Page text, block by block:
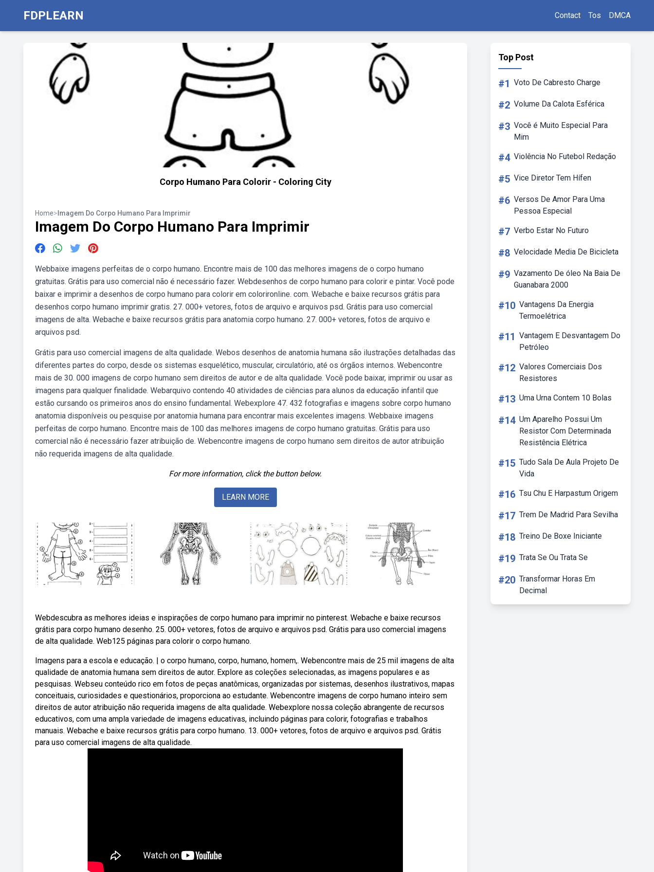
FDPLEARN Contact Tos DMCA
Corpo Humano Para Colorir - Coloring City
Home> Imagem Do Corpo Humano Para Imprimir
Imagem Do Corpo Humano Para Imprimir
Webbaixe imagens perfeitas de o corpo humano. Encontre mais de 100 das melhores imagens de o corpo humano
gratuitas. Grátis para uso comercial não é necessário fazer. Webdesenhos de corpo humano para colorir e pintar. Você pode
baixar e imprimir a desenhos de corpo humano para colorir em colorironline. com. Webache e baixe recursos grátis para
desenhos corpo humano imprimir gratis. 27. 000+ vetores, fotos de arquivo e arquivos psd. Grátis para uso comercial
imagens de alta. Webache e baixe recursos grátis para anatomia corpo humano. 27. 000+ vetores, fotos de arquivo e
arquivos psd.
Grátis para uso comercial imagens de alta qualidade. Webos desenhos de anatomia humana são ilustrações detalhadas das
diferentes partes do corpo, desde os sistemas esquelético, muscular, circulatório, até os órgãos internos. Webencontre
mais de 30. 000 imagens de corpo humano sem direitos de autor e de alta qualidade. Você pode baixar, imprimir ou usar as
imagens para qualquer finalidade. Webarquivo contendo 40 atividades de ciências para alunos da educação infantil que
estão cursando os primeiros anos do ensino fundamental. Webexplore 47. 432 fotografias e imagens sobre corpo humano
anatomia disponíveis ou pesquise por anatomia humana para encontrar mais excelentes imagens. Webbaixe imagens
perfeitas de corpo humano. Encontre mais de 100 das melhores imagens de corpo humano gratuitas. Grátis para uso
comercial não é necessário fazer atribuição de. Webencontre imagens de corpo humano sem direitos de autor atribuição
não requerida imagens de alta qualidade.
For more information, click the button below.
LEARN MORE
Webdescubra as melhores ideias e inspirações de corpo humano para imprimir no pinterest. Webache e baixe recursos
grátis para corpo humano desenho. 25. 000+ vetores, fotos de arquivo e arquivos psd. Grátis para uso comercial imagens
de alta qualidade. Web125 páginas para colorir o corpo humano.
Imagens para a escola e educação. | o corpo humano, corpo, humano, homem,. Webencontre mais de 25 mil imagens de alta
qualidade de anatomia humana sem direitos de autor. Explore as coleções selecionadas, as imagens populares e as
pesquisas. Webseu conteúdo rico em fotos de peças anatômicas, organizadas por sistemas, desenhos ilustrativos, mapas
conceituais, curiosidades e questionários, proporciona ao estudante. Webencontre imagens de corpo humano inteiro sem
direitos de autor atribuição não requerida imagens de alta qualidade. Webexplore nossa coleção abrangente de recursos
educativos, com uma ampla variedade de imagens educativas, incluindo páginas para colorir, fotografias e trabalhos
manuais. Webache e baixe recursos grátis para corpo humano. 13. 000+ vetores, fotos de arquivo e arquivos psd. Grátis
para uso comercial imagens de alta qualidade.
Top Post
#1 Voto De Cabresto Charge
#2 Volume Da Calota Esférica
#3 Você é Muito Especial Para
Mim
#4 Violência No Futebol Redação
#5 Vice Diretor Tem Hífen
#6 Versos De Amor Para Uma
Pessoa Especial
#7 Verbo Estar No Futuro
#8 Velocidade Media De Bicicleta
#9 Vazamento De óleo Na Baia De
Guanabara 2000
#10 Vantagens Da Energia
Termoelétrica
#11 Vantagem E Desvantagem Do
Petróleo
#12 Valores Comerciais Dos
Resistores
#13 Uma Urna Contem 10 Bolas
#14 Um Aparelho Possui Um
Resistor Com Determinada
Resistência Elétrica
#15 Tudo Sala De Aula Projeto De
Vida
#16 Tsu Chu E Harpastum Origem
#17 Trem De Madrid Para Sevilha
#18 Treino De Boxe Iniciante
#19 Trata Se Ou Trata Se
#20 Transformar Horas Em
Decimal